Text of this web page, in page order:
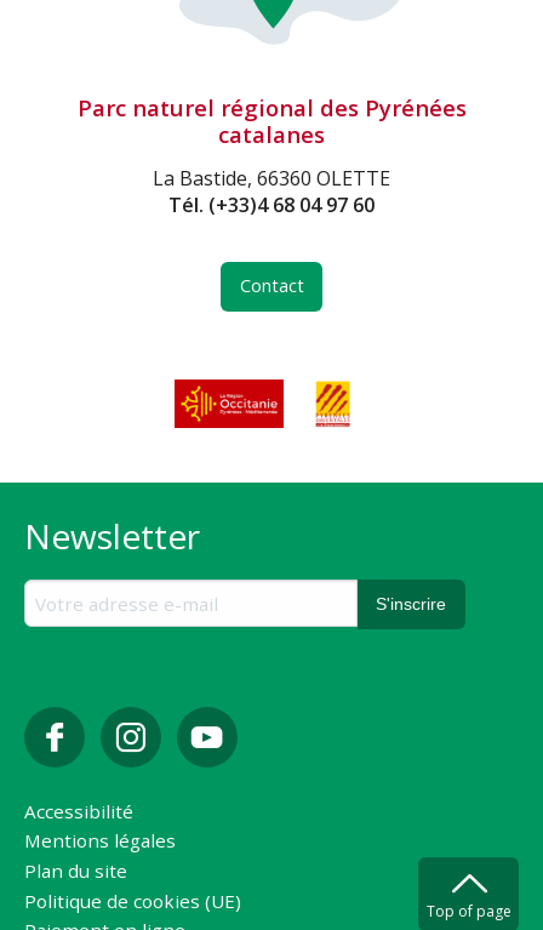
Parc naturel régional des Pyrénées
catalanes
La Bastide, 66360 OLETTE
Tél. (+33)4 68 04 97 60
Contact
Newsletter
Accessibilité
Mentions légales
Plan du site
Politique de cookies (UE)
Top of page